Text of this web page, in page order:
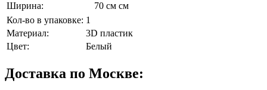
Ширина:
70 см см
Кол-во в упаковке: 1
Материал:
3D пластик
Цвет:
Белый
Доставка по Москве: